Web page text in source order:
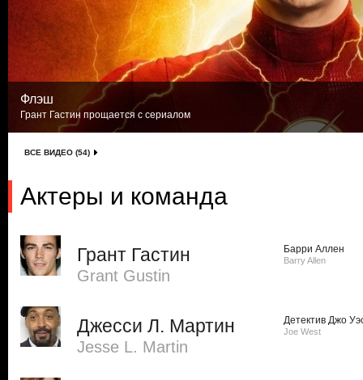
Флэш
Грант Гастин прощается с сериалом
ВСЕ ВИДЕО (54)
Актеры и команда
Грант Гастин
Grant Gustin
Барри Аллен
Barry Allen
Джесси Л. Мартин
Jesse L. Martin
Детектив Джо
Joe West